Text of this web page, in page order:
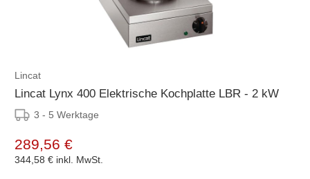
Lincat
Lincat Lynx 400 Elektrische Kochplatte LBR - 2 kW
3 - 5 Werktage
289,56 €
344,58 € inkl. MwSt.